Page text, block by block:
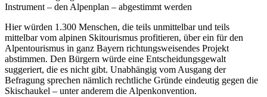
Instrument – den Alpenplan – abgestimmt werden
Hier würden 1.300 Menschen, die teils unmittelbar und teils
mittelbar vom alpinen Skitourismus profitieren, über ein für den
Alpentourismus in ganz Bayern richtungsweisendes Projekt
abstimmen. Den Bürgern würde eine Entscheidungsgewalt
suggeriert, die es nicht gibt. Unabhängig vom Ausgang der
Befragung sprechen nämlich rechtliche Gründe eindeutig gegen die
Skischaukel – unter anderem die Alpenkonvention.